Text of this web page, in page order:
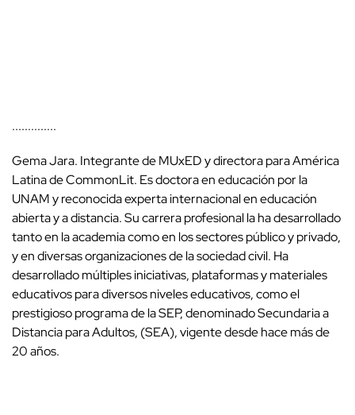
..............
Gema Jara. Integrante de MUxED y directora para América
Latina de CommonLit. Es doctora en educación por la
UNAM y reconocida experta internacional en educación
abierta y a distancia. Su carrera profesional la ha desarrollado
tanto en la academia como en los sectores público y privado,
y en diversas organizaciones de la sociedad civil. Ha
desarrollado múltiples iniciativas, plataformas y materiales
educativos para diversos niveles educativos, como el
prestigioso programa de la SEP, denominado Secundaria a
Distancia para Adultos, (SEA), vigente desde hace más de
20 años.